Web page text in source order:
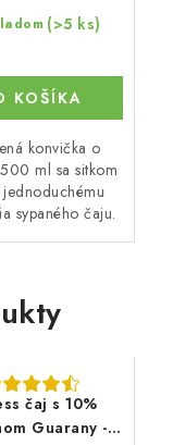
(>5 ks)
KOŠÍKA
konvička o
ml sa sitkom
sypaného čaju.
čaj s 10%
Guarany -